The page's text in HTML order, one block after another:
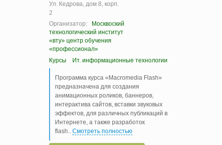
Ул. Кедрова, дом 8, корп.
2
Организатор:
Москвоский
технологический институт
«вту» центр обучения
«профессионал»
Курсы
Ит. информационные технологии
Программа курса «Macromedia Flash»
предназначена для создания
анимационных роликов, баннеров,
интерактива сайтов, вставки звуковых
эффектов, для различных публикаций в
Интернете, а также разработок
flash.. Смотреть полностью